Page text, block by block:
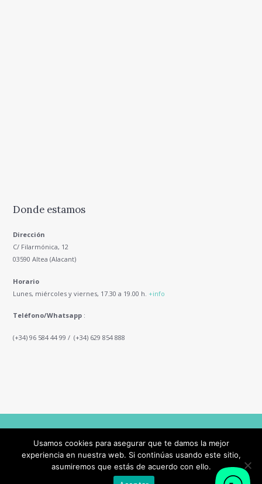
Donde estamos
Dirección
C/ Filarmónica, 12
03590 Altea (Alacant)
Horario
Lunes, miércoles y viernes, 17.30 a 19.00 h. +info
Teléfono/Whatsapp :
(+34) 96 584 44 99 / (+34) 629 854 888
wpml.org
as a development site. Switch to a production
Usamos cookies para asegurar que te damos la mejor
experiencia en nuestra web. Si continúas usando este sitio,
asumiremos que estás de acuerdo con ello.